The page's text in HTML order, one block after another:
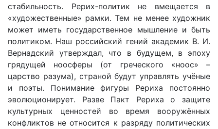
стабильность. Рерих-политик не вмещается в
«художественные» рамки. Тем не менее художник
может иметь государственное мышление и быть
политиком. Наш российский гений академик В. И.
Вернадский утверждал, что в будущем, в эпоху
грядущей ноосферы (от греческого «ноос» –
царство разума), страной будут управлять учёные
и поэты. Понимание фигуры Рериха постоянно
эволюционирует. Разве Пакт Рериха о защите
культурных ценностей во время вооружённых
конфликтов не относится к разряду политических